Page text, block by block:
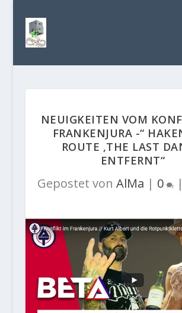
NEUIGKEITEN VOM
FRANKENJURA -“
ROUTE ‚THE LAST
ENTFERNT“
Gepostet von AlMa | 0 |